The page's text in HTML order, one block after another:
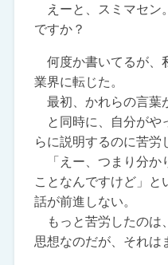
えーと、スミマセン
ですか？
何度か書いてるが、
業界に転じた。
最初、かれらの言葉
と同時に、自分がや
らに説明するのに苦労
「えー、つまり分か
ことなんですけど」と
話が前進しない。
もっと苦労したのは
思想なのだが、それは